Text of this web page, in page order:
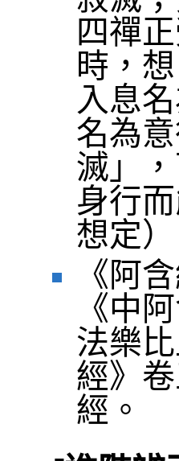
四禪
時，
入息
名為
滅」
身行
想定）
《阿
《中
法樂
經》
經。